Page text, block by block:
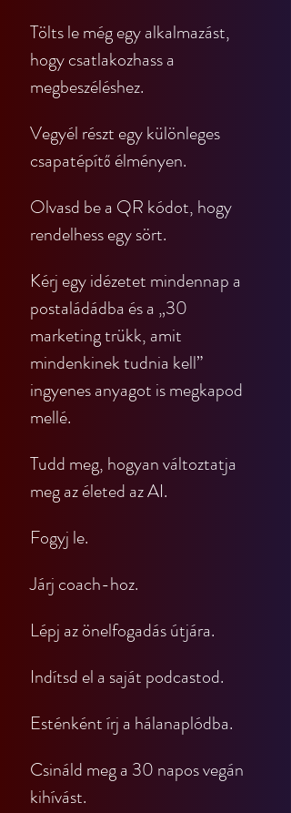
Tölts le még egy alkalmazást,
hogy csatlakozhass a
megbeszéléshez.
Vegyél részt egy különleges
csapatépítő élményen.
Olvasd be a QR kódot, hogy
rendelhess egy sört.
Kérj egy idézetet mindennap a
postaládádba és a „30
marketing trükk, amit
mindenkinek tudnia kell”
ingyenes anyagot is megkapod
mellé.
Tudd meg, hogyan változtatja
meg az életed az AI.
Fogyj le.
Járj coach-hoz.
Lépj az önelfogadás útjára.
Indítsd el a saját podcastod.
Esténként írj a hálanaplódba.
Csináld meg a 30 napos vegán
kihívást.